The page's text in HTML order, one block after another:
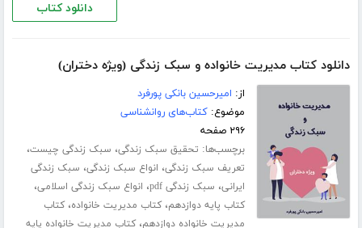
دانلود کتاب
دانلود کتاب مدیریت خانواده و سبک زندگی (ویژه دختران)
از: امیرحسین بانکی پورفرد
موضوع:کتاب‌های روانشناسی
۲۹۶ صفحه
برچسب‌ها: تحقیق سبک زندگی، سبک زندگی چیست،
تعریف سبک زندگی، انواع سبک زندگی، سبک زندگی
ایرانی، سبک زندگی pdf ، انواع سبک زندگی اسلامی،
کتاب پایه دوازدهم،کتاب مدیریت خانواده،کتاب
مدیریت خانواده دوازدهم،کتاب مدیریت خانواده پایه